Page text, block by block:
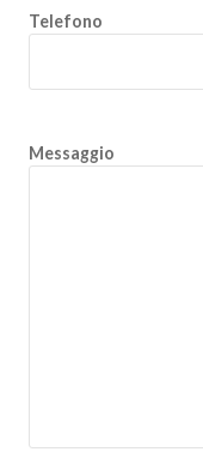
Telefono
Messaggio